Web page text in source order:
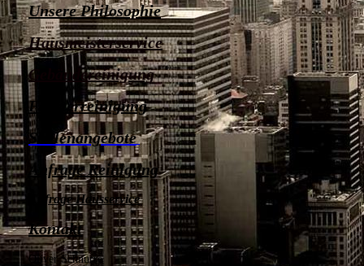
Unsere Philosophie
Hausmeisterservice
Gebäudereinigung
Fensterreinigung
Stellenangebote
Anfrage Reinigung
Anfrage Hausservice
Kontakt
Oliver Schnurre